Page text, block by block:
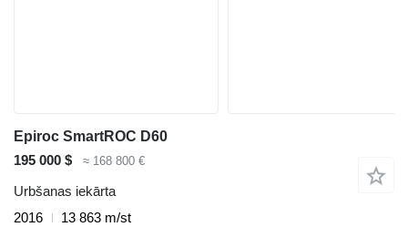
Epiroc SmartROC D60
195 000 $
≈ 168 800 €
Urbšanas iekārta
2016
13 863 m/st